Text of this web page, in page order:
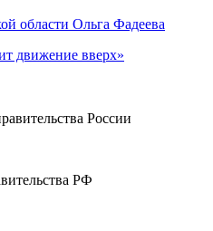
движение вверх»
РФ